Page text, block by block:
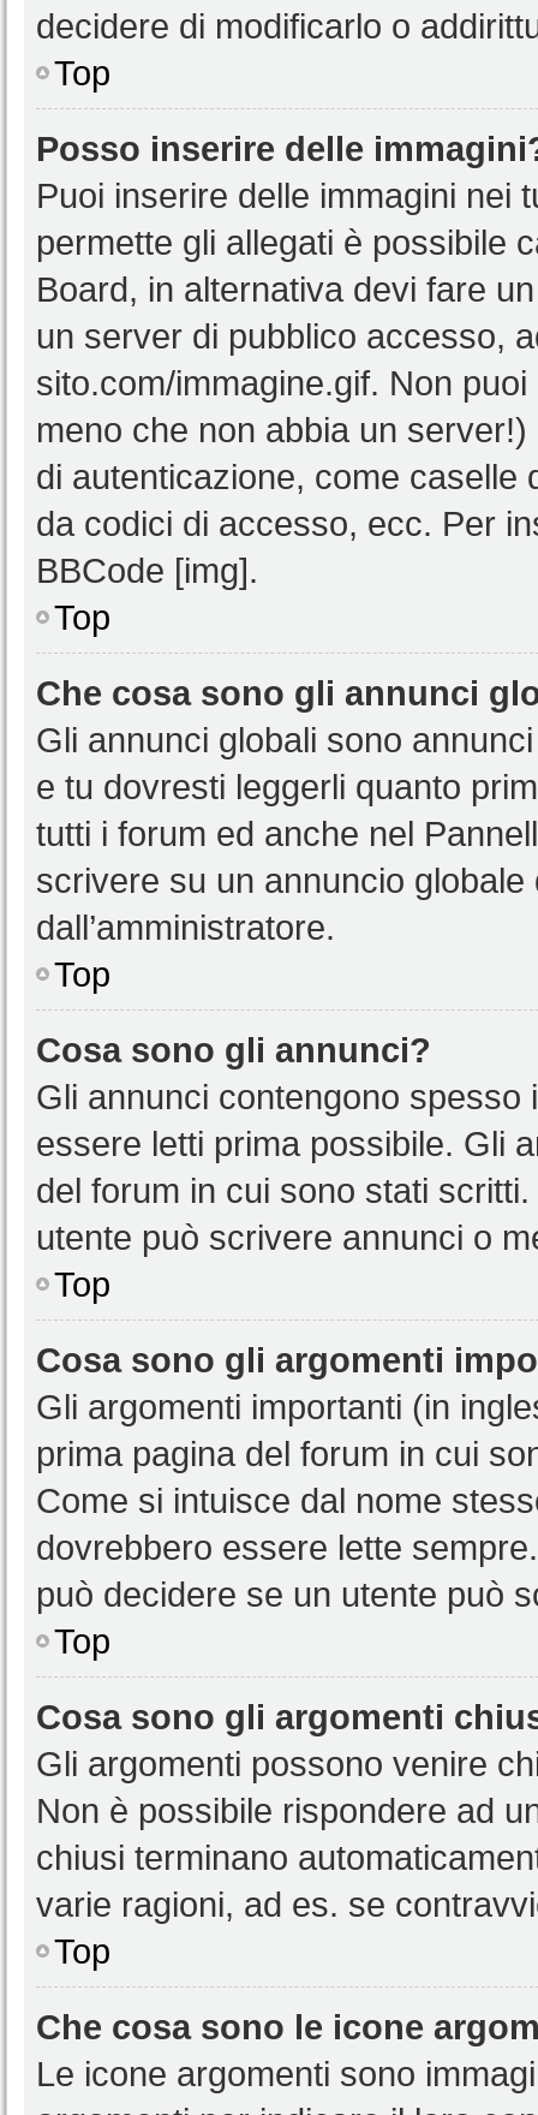
decidere di modificarlo o
Top
Posso inserire delle
Puoi inserire delle immagini nei
permette gli allegati è possibile
Board, in alternativa devi fare
un server di pubblico accesso,
sito.com/immagine.gif. Non
meno che non abbia un
di autenticazione, come caselle
da codici di accesso, ecc. Per
BBCode [img].
Top
Che cosa sono gli annunci
Gli annunci globali sono
e tu dovresti leggerli quanto
tutti i forum ed anche nel
scrivere su un annuncio
dall’amministratore.
Top
Cosa sono gli annunci?
Gli annunci contengono
essere letti prima possibile. Gli
del forum in cui sono stati
utente può scrivere annunci o
Top
Cosa sono gli argomenti
Gli argomenti importanti (in
prima pagina del forum in cui
Come si intuisce dal nome
dovrebbero essere lette
può decidere se un utente può
Top
Cosa sono gli argomenti
Gli argomenti possono venire
Non è possibile rispondere ad
chiusi terminano
varie ragioni, ad es. se
Top
Che cosa sono le icone
Le icone argomenti sono